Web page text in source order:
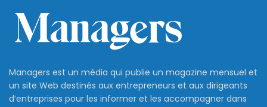
Managers est un média qui publie un magazine mensuel et
un site Web destinés aux entrepreneurs et aux dirigeants
d’entreprises pour les informer et les accompagner dans